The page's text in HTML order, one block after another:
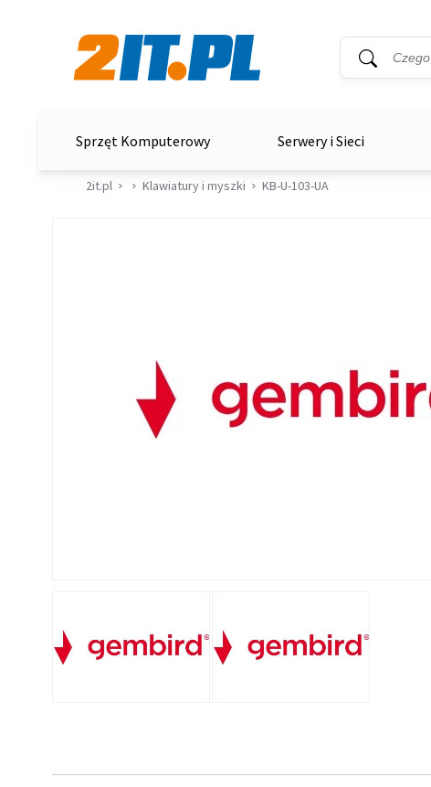
Wyszukiwarka
Słowo kluczowe
Sprzęt Komputerowy Serwery i Sieci
2it.pl Klawiatury i myszki KB-U-103-UA